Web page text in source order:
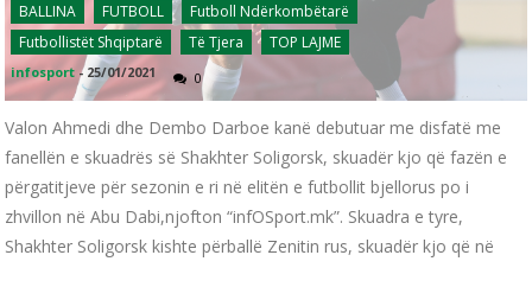
BALLINA FUTBOLL
Futboll Ndërkombëtarë
Futbollistët Shqiptarë
Të Tjera TOP LAJME
infosport - 25/01/2021 0
Valon Ahmedi dhe Dembo Darboe kanë debutuar me disfatë me
fanellën e skuadrës së Shakhter Soligorsk, skuadër kjo që fazën e
përgatitjeve për sezonin e ri në elitën e futbollit bjellorus po i
zhvillon në Abu Dabi,njofton “infOSport.mk”. Skuadra e tyre,
Shakhter Soligorsk kishte përballë Zenitin rus, skuadër kjo që në